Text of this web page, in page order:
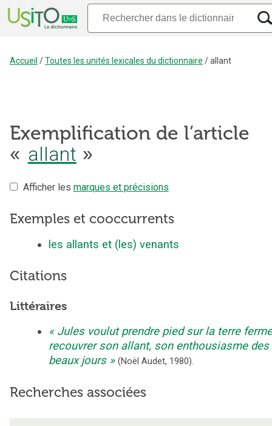
Accueil /Toutes les unités lexicales du dictionnaire /allant
Exemplification de l’article
« allant »
Afficher les marques et précisions
Exemples et cooccurrents
les allants et (les) venants
Citations
Littéraires
Jules voulut prendre pied sur la terre
recouvrer son allant, son enthousiasme des
beaux jours
(Noël Audet, 1980).
Recherches associées